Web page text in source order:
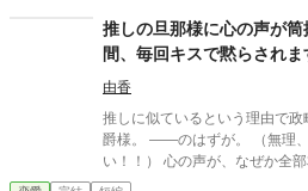
推しの旦那様に心の声が
間、毎回キスで黙らされま
由香
推しに似ているという理由で
爵様。 ――のはずが。 （無理、顔が良すぎるんだけど！？尊
い！！） 心の声が、なぜか全部本人に聞こえていた。 必死に取り
繕うも時すでに遅し。 暴走す